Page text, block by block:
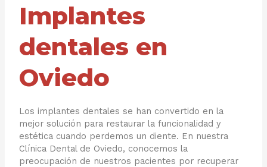
Implantes
dentales en
Oviedo
Los implantes dentales se han convertido en la
mejor solución para restaurar la funcionalidad y
estética cuando perdemos un diente. En nuestra
Clínica Dental de Oviedo, conocemos la
preocupación de nuestros pacientes por recuperar